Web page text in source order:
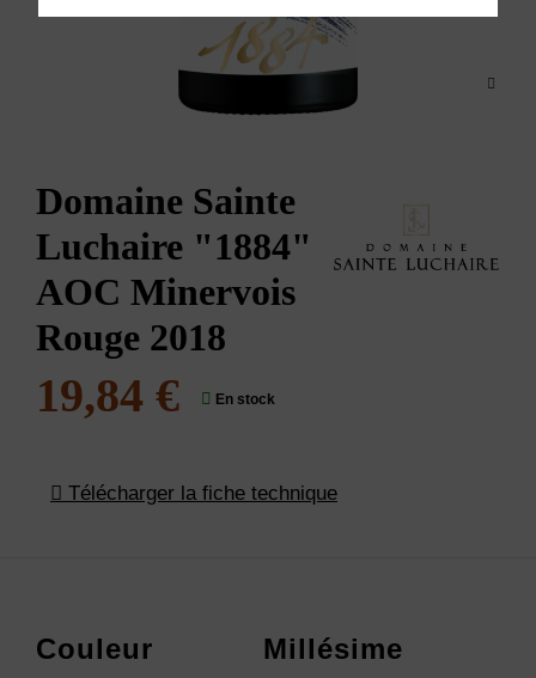
Domaine Sainte
Luchaire "1884"
AOC Minervois
Rouge 2018
19,84 € En stock
Télécharger la fiche technique
Couleur Millésime